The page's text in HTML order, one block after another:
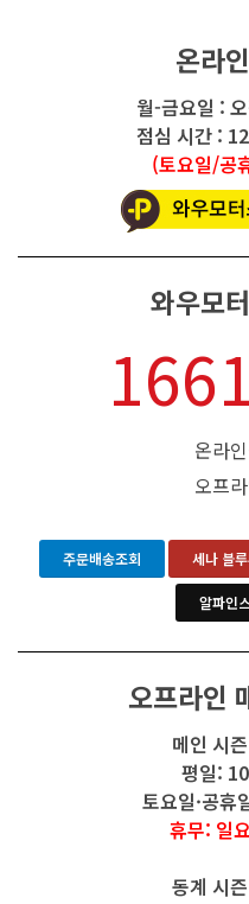
온라
월-금요일 :
점심 시간 :
(토요일/공
와우모
온라
오프
주문배송조회 세나 블
알파인
오프라인
메인 시
평일:
토요일·공
휴무: 일
동계 시